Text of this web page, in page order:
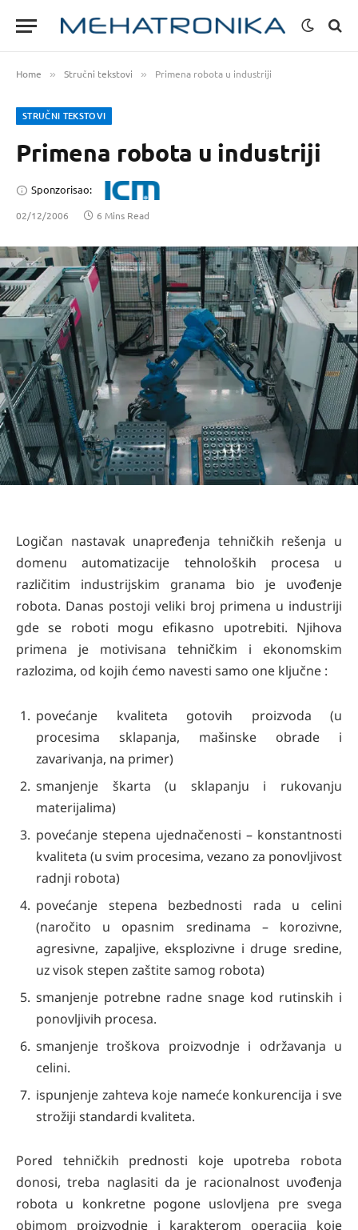
Home » Stručni tekstovi » Primena robota u industriji
STRUČNI TEKSTOVI
Primena robota u industriji
Sponzorisao:
02/12/2006 6 Mins Read
Logičan nastavak unapređenja tehničkih rešenja u
domenu automatizacije tehnoloških procesa u
različitim industrijskim granama bio je uvođenje
robota. Danas postoji veliki broj primena u industriji
gde se roboti mogu efikasno upotrebiti. Njihova
primena je motivisana tehničkim i ekonomskim
razlozima, od kojih ćemo navesti samo one ključne :
povećanje kvaliteta gotovih proizvoda (u
procesima sklapanja, mašinske obrade i
zavarivanja, na primer)
smanjenje škarta (u sklapanju i rukovanju
materijalima)
povećanje stepena ujednačenosti – konstantnosti
kvaliteta (u svim procesima, vezano za ponovljivost
radnji robota)
povećanje stepena bezbednosti rada u celini
(naročito u opasnim sredinama – korozivne,
agresivne, zapaljive, eksplozivne i druge sredine,
uz visok stepen zaštite samog robota)
smanjenje potrebne radne snage kod rutinskih i
ponovljivih procesa.
smanjenje troškova proizvodnje i održavanja u
celini.
ispunjenje zahteva koje nameće konkurencija i sve
strožiji standardi kvaliteta.
Pored tehničkih prednosti koje upotreba robota
donosi, treba naglasiti da je racionalnost uvođenja
robota u konkretne pogone uslovljena pre svega
obimom proizvodnje i karakterom operacija koje